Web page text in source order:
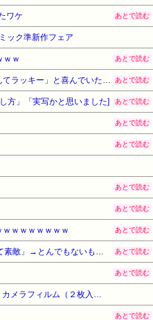
ワケ あとで読む
ック準新作フェア
ｗｗ あとで読む
母が近所の個人経営の店でバイトする事になり「この年でまた雇ってもらえるなんてラッキー」と喜んでいたものの、雇われた理由が… あとで読む
方」「実写かと思いました] あとで読む
あとで読む
あとで読む
あとで読む
あとで読む
ｗｗｗｗｗｗｗ あとで読む
セクシー系アカウントの美人女性「20歳でアルファードを一括で買っちゃう私って素敵」→とんでもないものが映り込んでしまい、終わる あとで読む
あとで読む
【タイムセール】【33%OFF！】 対応 Galaxy S26 5G ガラスフイルム（２枚入り）カメラフィルム（２枚入り）SENLX-TMGA26
あとで読む